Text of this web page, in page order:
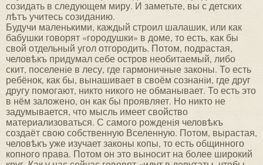
созидать в следующем миру. И заметьте, вы с детских
лѣтъ учитесь созиданию.
Будучи маленькими, каждый строил шалашик, или как
бабушки говорят «городушки» в доме, то есть, как бы
свой отдельный угол отгородить. Потом, подрастая,
человѣкъ придумал себе остров необитаемый, либо
скит, поселенiе в лесу, где гармоничные законы. То есть
ребёнок, как бы, вынашивает в своём сознанiи, где друг
другу помогают, никто никого не обманывает. То есть это
в нём заложено, он как бы проявляет. Но никто не
задумывается, что мысль имеет свойство
материализоваться. С самого рожденiя человѣкъ
создаёт свою собственную Вселенную. Потом, вырастая,
человѣкъ уже изучает законы копы, то есть общинного
копного права. Потом он это выносит на более широкий